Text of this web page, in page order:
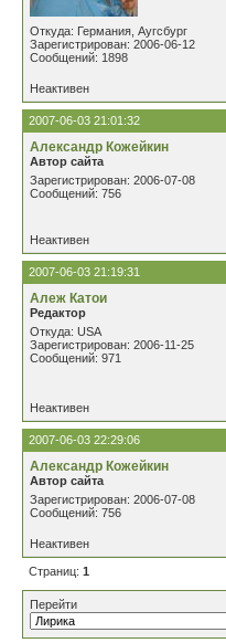
Откуда: Германия, Аугсбург
Зарегистрирован: 2006-06-12
Сообщений: 1898
Неактивен
2007-06-03 21:01:32
Александр Кожейкин
Автор сайта
Зарегистрирован: 2006-07-08
Сообщений: 756
Неактивен
2007-06-03 21:19:31
Алеж Катои
Редактор
Откуда: USA
Зарегистрирован: 2006-11-25
Сообщений: 971
Неактивен
2007-06-03 22:29:06
Александр Кожейкин
Автор сайта
Зарегистрирован: 2006-07-08
Сообщений: 756
Неактивен
Страниц: 1
Перейти